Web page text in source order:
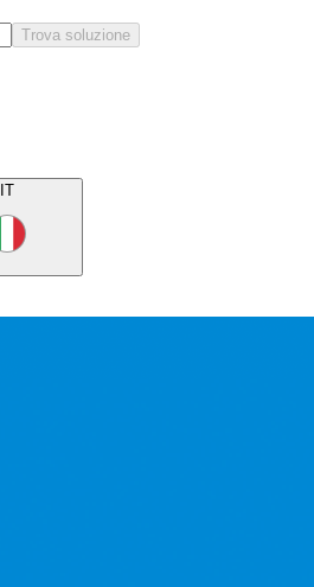
Trova soluzione
IT